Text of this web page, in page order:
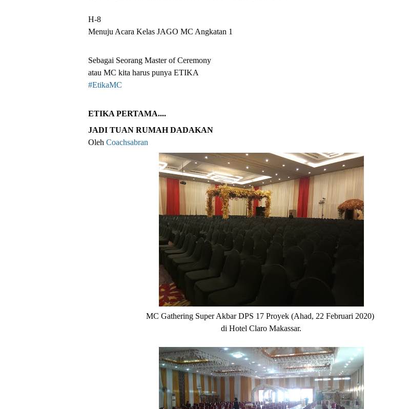
H-8
Menuju Acara Kelas JAGO MC Angkatan 1
Sebagai Seorang Master of Ceremony
atau MC kita harus punya ETIKA
#EtikaMC
ETIKA PERTAMA....
JADI TUAN RUMAH DADAKAN
Oleh Coachsabran
MC Gathering Super Akbar DPS 17 Proyek (Ahad, 22 Februari 2020)
di Hotel Claro Makassar.